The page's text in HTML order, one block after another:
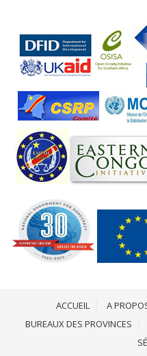
ACCUEIL A
BUREAUX DES PROVINCES